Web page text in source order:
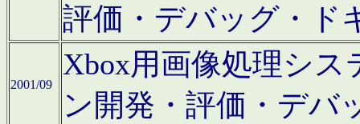
評価・デバッグ・ド
2001/09
Xbox用画像処理シ
ン開発・評価・デバ